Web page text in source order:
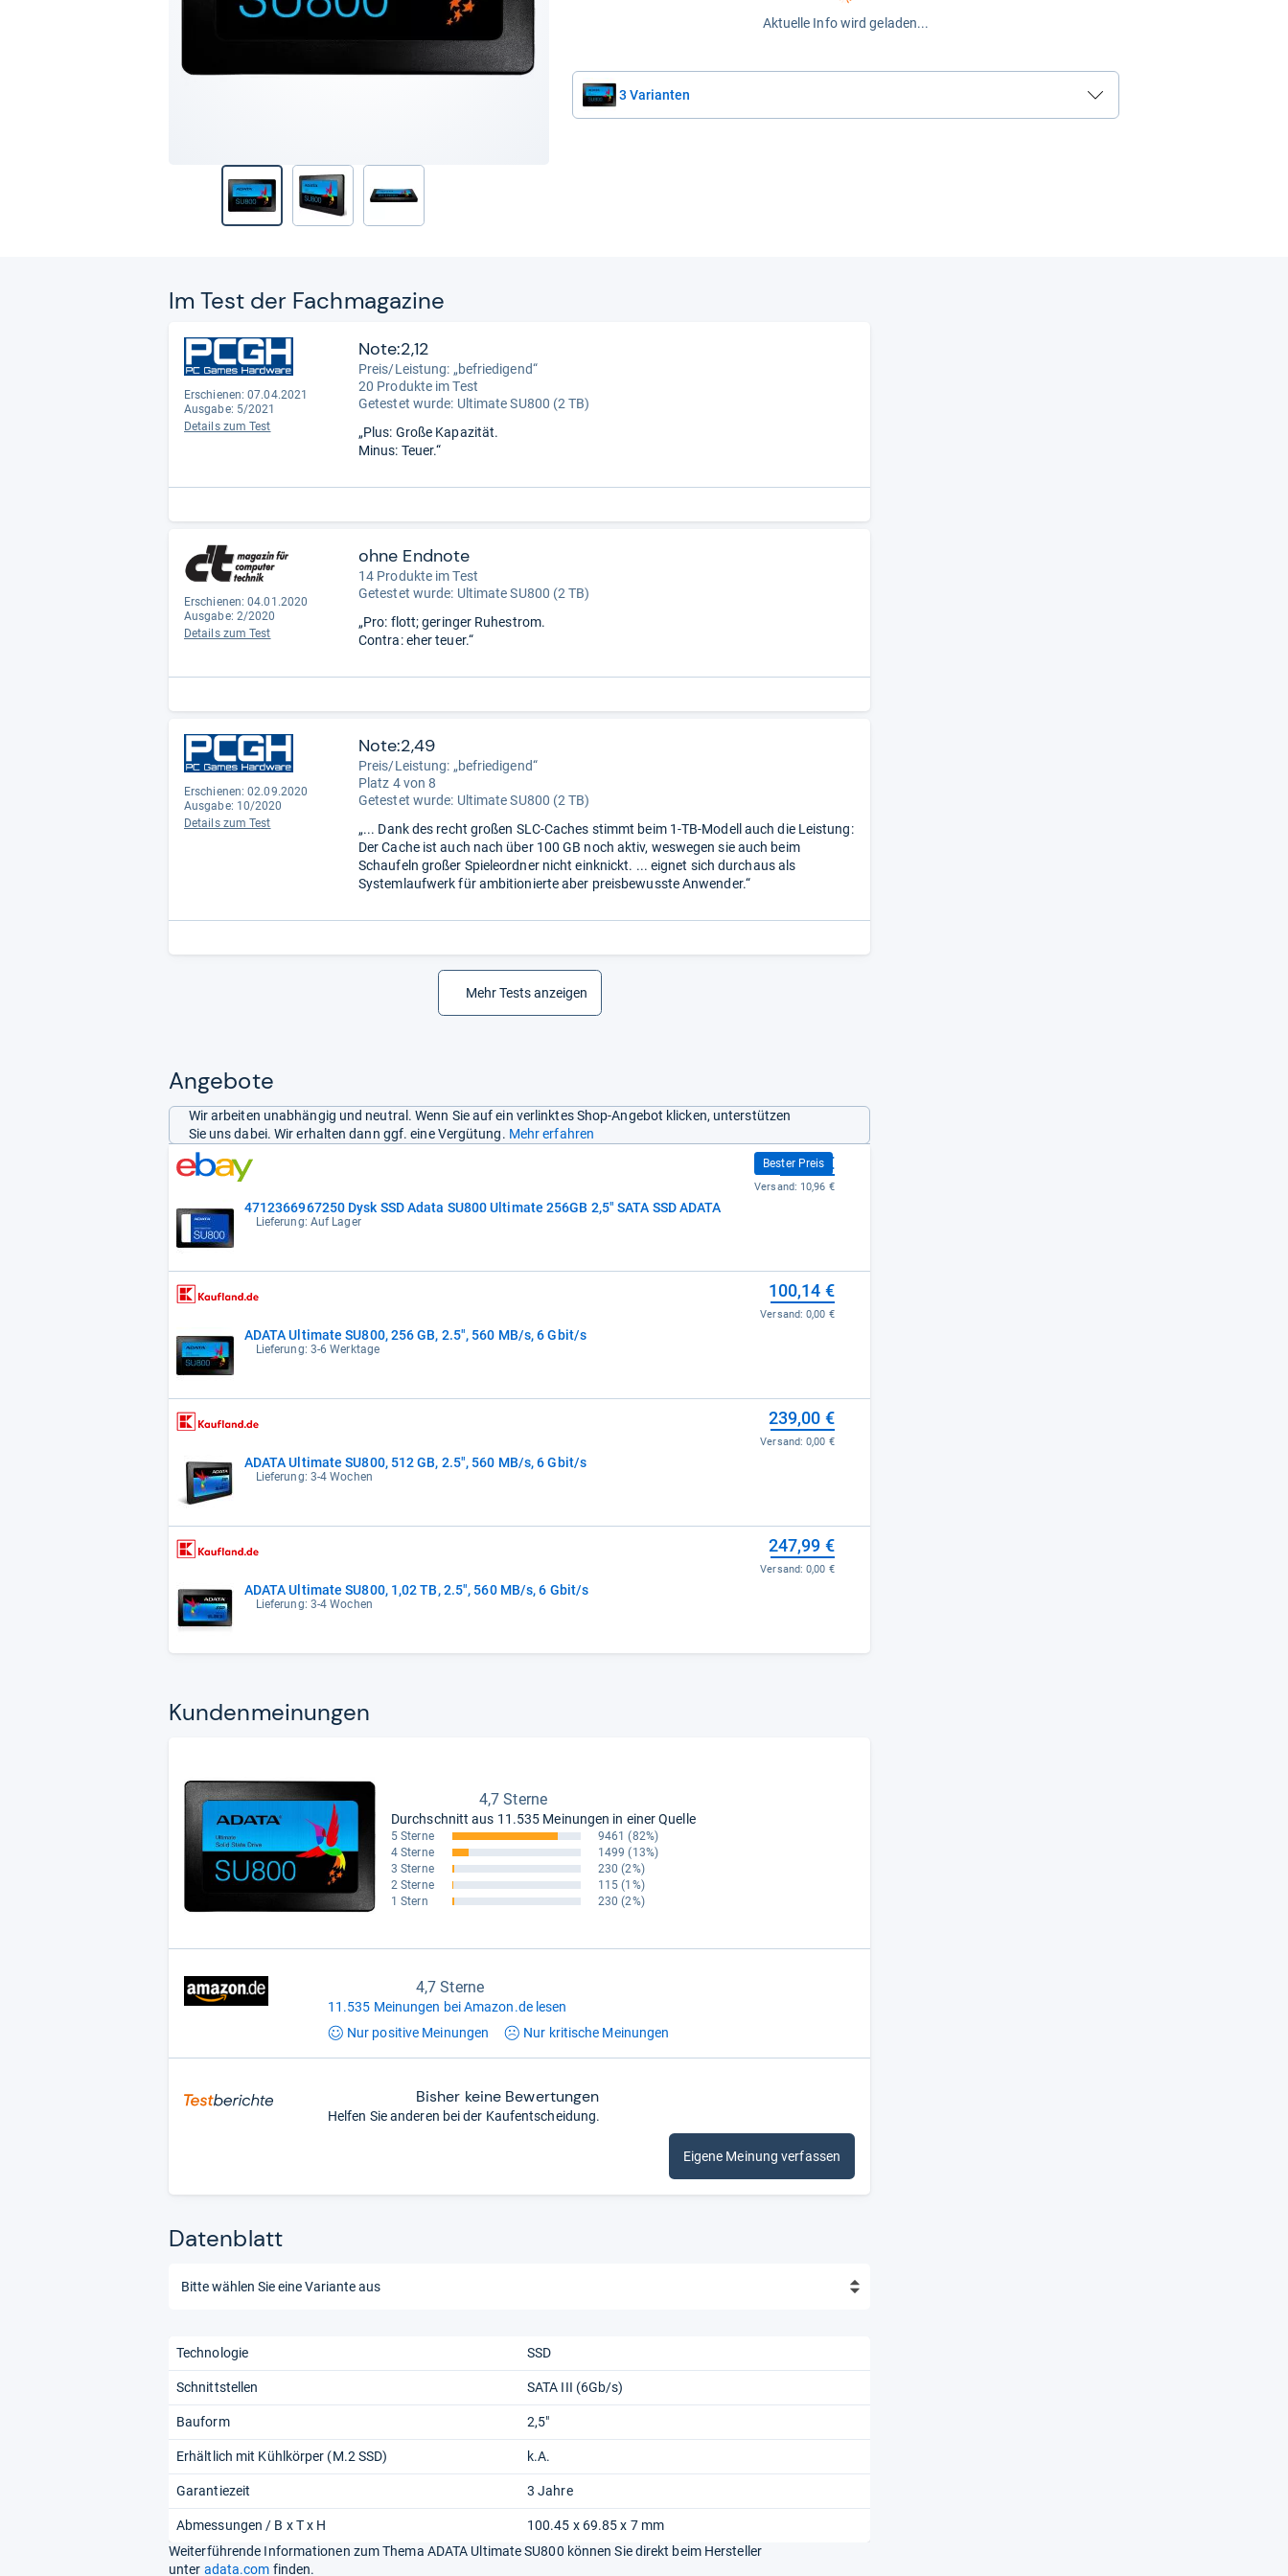
Aktuelle Info wird geladen...
3 Varianten
Im Test der Fach­ma­ga­zine
Erschienen: 07.04.2021
Ausgabe: 5/2021
Details zum Test
Note:2,12
Preis/Leistung: „befriedigend“
20 Produkte im Test
Getestet wurde: Ultimate SU800 (2 TB)
„Plus: Große Kapazität.
Minus: Teuer.“
Erschienen: 04.01.2020
Ausgabe: 2/2020
Details zum Test
ohne Endnote
14 Produkte im Test
Getestet wurde: Ultimate SU800 (2 TB)
„Pro: flott; geringer Ruhestrom.
Contra: eher teuer.“
Erschienen: 02.09.2020
Ausgabe: 10/2020
Details zum Test
Note:2,49
Preis/Leistung: „befriedigend“
Platz 4 von 8
Getestet wurde: Ultimate SU800 (2 TB)
„... Dank des recht großen SLC-Caches stimmt beim 1-TB-Modell auch die Leistung:
Der Cache ist auch nach über 100 GB noch aktiv, weswegen sie auch beim
Schaufeln großer Spieleordner nicht einknickt. ... eignet sich durchaus als
Systemlaufwerk für ambitionierte aber preisbewusste Anwender.“
Mehr Tests anzeigen
Angebote
Wir arbeiten unabhängig und neutral. Wenn Sie auf ein verlinktes Shop-Angebot klicken, unterstützen
Sie uns dabei. Wir erhalten dann ggf. eine Vergütung. Mehr erfahren
4712366967250 Dysk SSD Adata SU800 Ultimate 256GB 2,5" SATA SSD ADATA
Lieferung: Auf Lager
Bester Preis
72,94 €
Versand: 10,96 €
ADATA Ultimate SU800, 256 GB, 2.5", 560 MB/s, 6 Gbit/s
Lieferung: 3-6 Werktage
100,14 €
Versand:0,00 €
ADATA Ultimate SU800, 512 GB, 2.5", 560 MB/s, 6 Gbit/s
Lieferung: 3-4 Wochen
239,00 €
Versand:0,00 €
ADATA Ultimate SU800, 1,02 TB, 2.5", 560 MB/s, 6 Gbit/s
Lieferung: 3-4 Wochen
247,99 €
Versand:0,00 €
Kun­den­mei­nun­gen
4,7 Sterne
Durchschnitt aus 11.535 Meinungen in einer Quelle
5 Sterne 9461 (82%)
4 Sterne
1499 (13%)
3 Sterne
230 (2%)
2 Sterne
115 (1%)
1 Stern
230 (2%)
4,7 Sterne
11.535 Meinungen bei Amazon.de lesen
Nur positive Meinungen Nur kritische Meinungen
Bisher keine Bewertungen
Helfen Sie anderen bei der Kaufentscheidung.
Eigene Meinung verfassen
Datenblatt
Technologie SSD
Schnittstellen SATA III (6Gb/s)
Bauform 2,5"
Erhältlich mit Kühlkörper (M.2 SSD) k.A.
Garantiezeit 3 Jahre
Abmessungen / B x T x H
100.45 x 69.85 x 7 mm
Weiterführende Informationen zum Thema ADATA Ultimate SU800 können Sie direkt beim Hersteller
unter adata.com finden.